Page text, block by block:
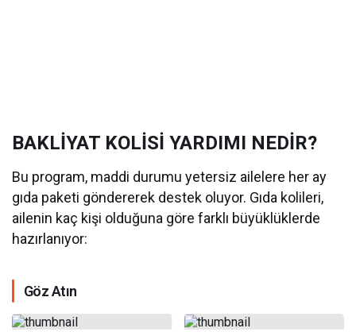
BAKLİYAT KOLİSİ YARDIMI NEDİR?
Bu program, maddi durumu yetersiz ailelere her ay
gıda paketi göndererek destek oluyor. Gıda kolileri,
ailenin kaç kişi olduğuna göre farklı büyüklüklerde
hazırlanıyor:
Göz Atın